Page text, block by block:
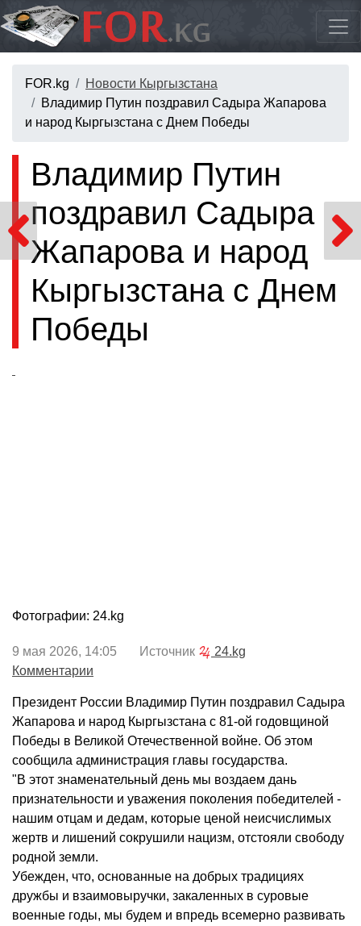
FOR.kg
Новости Кыргызстана
Владимир Путин поздравил Садыра Жапарова
и народ Кыргызстана с Днем Победы
Владимир Путин
поздравил Садыра
Жапарова и народ
Кыргызстана с Днем
Победы
Фотографии: 24.kg
9 мая 2026, 14:05 Источник
24.kg
Комментарии
Президент России Владимир Путин поздравил Садыра
Жапарова и народ Кыргызстана с 81-ой годовщиной
Победы в Великой Отечественной войне. Об этом
сообщила администрация главы государства.
"В этот знаменательный день мы воздаем дань
признательности и уважения поколения победителей -
нашим отцам и дедам, которые ценой неисчислимых
жертв и лишений сокрушили нацизм, отстояли свободу
родной земли.
Убежден, что, основанные на добрых традициях
дружбы и взаимовыручки, закаленных в суровые
военные годы, мы будем и впредь всемерно развивать